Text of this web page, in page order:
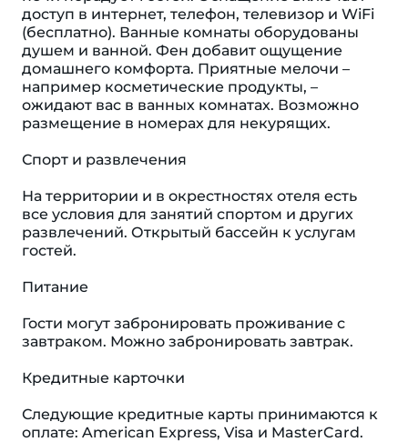
доступ в интернет, телефон, телевизор и WiFi
(бесплатно). Ванные комнаты оборудованы
душем и ванной. Фен добавит ощущение
домашнего комфорта. Приятные мелочи –
например косметические продукты, –
ожидают вас в ванных комнатах. Возможно
размещение в номерах для некурящих.
Спорт и развлечения
На территории и в окрестностях отеля есть
все условия для занятий спортом и других
развлечений. Открытый бассейн к услугам
гостей.
Питание
Гости могут забронировать проживание с
завтраком. Можно забронировать завтрак.
Кредитные карточки
Следующие кредитные карты принимаются к
оплате: American Express, Visa и MasterCard.